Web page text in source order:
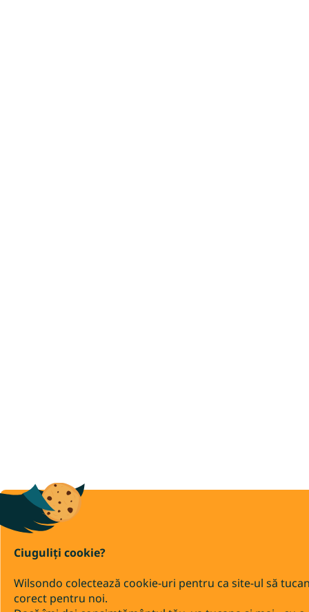
Ciuguliți cookie?
Wilsondo colectează cookie-uri pentru ca site-ul să
corect pentru noi.